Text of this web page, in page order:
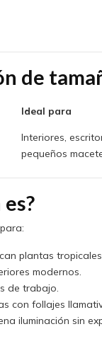
de
Ideal para
Interiores,
pequeños
plantas
modernos.
de trabajo.
con follajes
iluminación sin